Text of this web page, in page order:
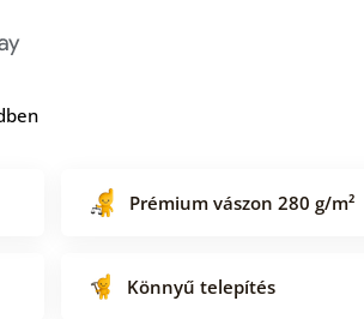
Prémium vászon 280 g/m²
Könnyű telepítés